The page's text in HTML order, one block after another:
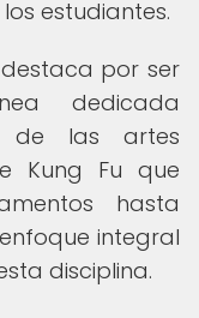
estudiantes.
por ser
dedicada
de las artes
Kung Fu que
hasta
integral
disciplina.